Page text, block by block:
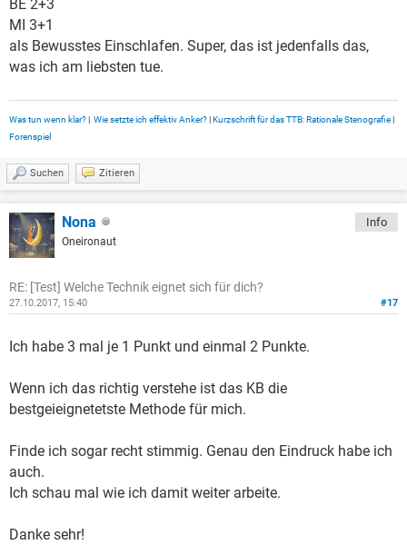
BE 2+3
MI 3+1
als Bewusstes Einschlafen. Super, das ist jedenfalls das,
was ich am liebsten tue.
Was tun wenn klar?| Wie setzte ich effektiv Anker?|Kurzschrift für das TTB: Rationale Stenografie|
Forenspiel
Suchen Zitieren
Nona
Oneironaut
Info
RE: [Test] Welche Technik eignet sich für dich?
#17
27.10.2017, 15:40
Ich habe 3 mal je 1 Punkt und einmal 2 Punkte.
Wenn ich das richtig verstehe ist das KB die
bestgeieignetetste Methode für mich.
Finde ich sogar recht stimmig. Genau den Eindruck habe ich
auch.
Ich schau mal wie ich damit weiter arbeite.
Danke sehr!